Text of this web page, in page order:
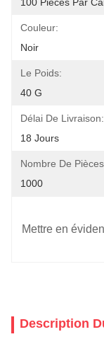
Couleur:
Noir
Le Poids:
40 G
Délai De Livraison:
18 Jours
Nombre De
1000
Mettre en
Description